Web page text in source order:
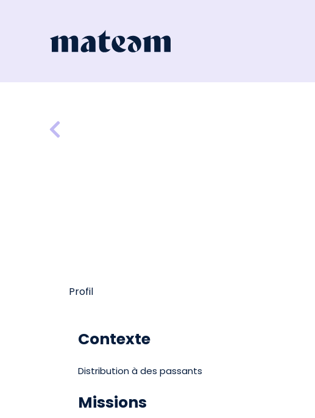
Profil
Contexte
Distribution à des passants
Missions